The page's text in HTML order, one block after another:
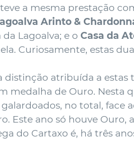
a mesma prestação
Arinto &
Lagoalva; e o Casa da
Curiosamente, estas
distinção atribuída a estas
medalha de Ouro. Nesta
no total, face
Este ano só houve
do Cartaxo é, há três